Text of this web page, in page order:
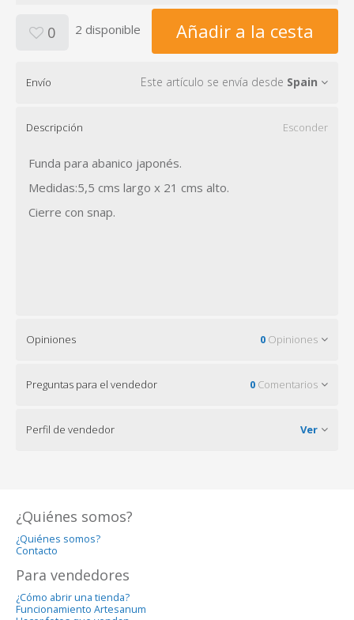
0 2 disponible Añadir a la cesta
Envío Este artículo se envía desde Spain
Descripción Esconder
Funda para abanico japonés.
Medidas:5,5 cms largo x 21 cms alto.
Cierre con snap.
Opiniones 0 Opiniones
Preguntas para el vendedor 0 Comentarios
Perfil de vendedor Ver
¿Quiénes somos?
¿Quiénes somos?
Contacto
Para vendedores
¿Cómo abrir una tienda?
Funcionamiento Artesanum